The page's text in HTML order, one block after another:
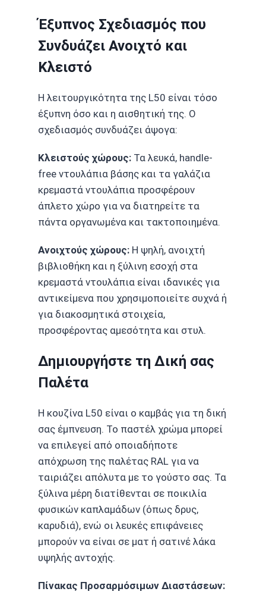
Έξυπνος Σχεδιασμός που
Συνδυάζει Ανοιχτό και
Κλειστό
Η λειτουργικότητα της L50 είναι τόσο
έξυπνη όσο και η αισθητική της. Ο
σχεδιασμός συνδυάζει άψογα:
Κλειστούς χώρους: Τα λευκά, handle-
free ντουλάπια βάσης και τα γαλάζια
κρεμαστά ντουλάπια προσφέρουν
άπλετο χώρο για να διατηρείτε τα
πάντα οργανωμένα και τακτοποιημένα.
Ανοιχτούς χώρους: Η ψηλή, ανοιχτή
βιβλιοθήκη και η ξύλινη εσοχή στα
κρεμαστά ντουλάπια είναι ιδανικές για
αντικείμενα που χρησιμοποιείτε συχνά ή
για διακοσμητικά στοιχεία,
προσφέροντας αμεσότητα και στυλ.
Δημιουργήστε τη Δική σας
Παλέτα
Η κουζίνα L50 είναι ο καμβάς για τη δική
σας έμπνευση. Το παστέλ χρώμα μπορεί
να επιλεγεί από οποιαδήποτε
απόχρωση της παλέτας RAL για να
ταιριάζει απόλυτα με το γούστο σας. Τα
ξύλινα μέρη διατίθενται σε ποικιλία
φυσικών καπλαμάδων (όπως δρυς,
καρυδιά), ενώ οι λευκές επιφάνειες
μπορούν να είναι σε ματ ή σατινέ λάκα
υψηλής αντοχής.
Πίνακας Προσαρμόσιμων Διαστάσεων: